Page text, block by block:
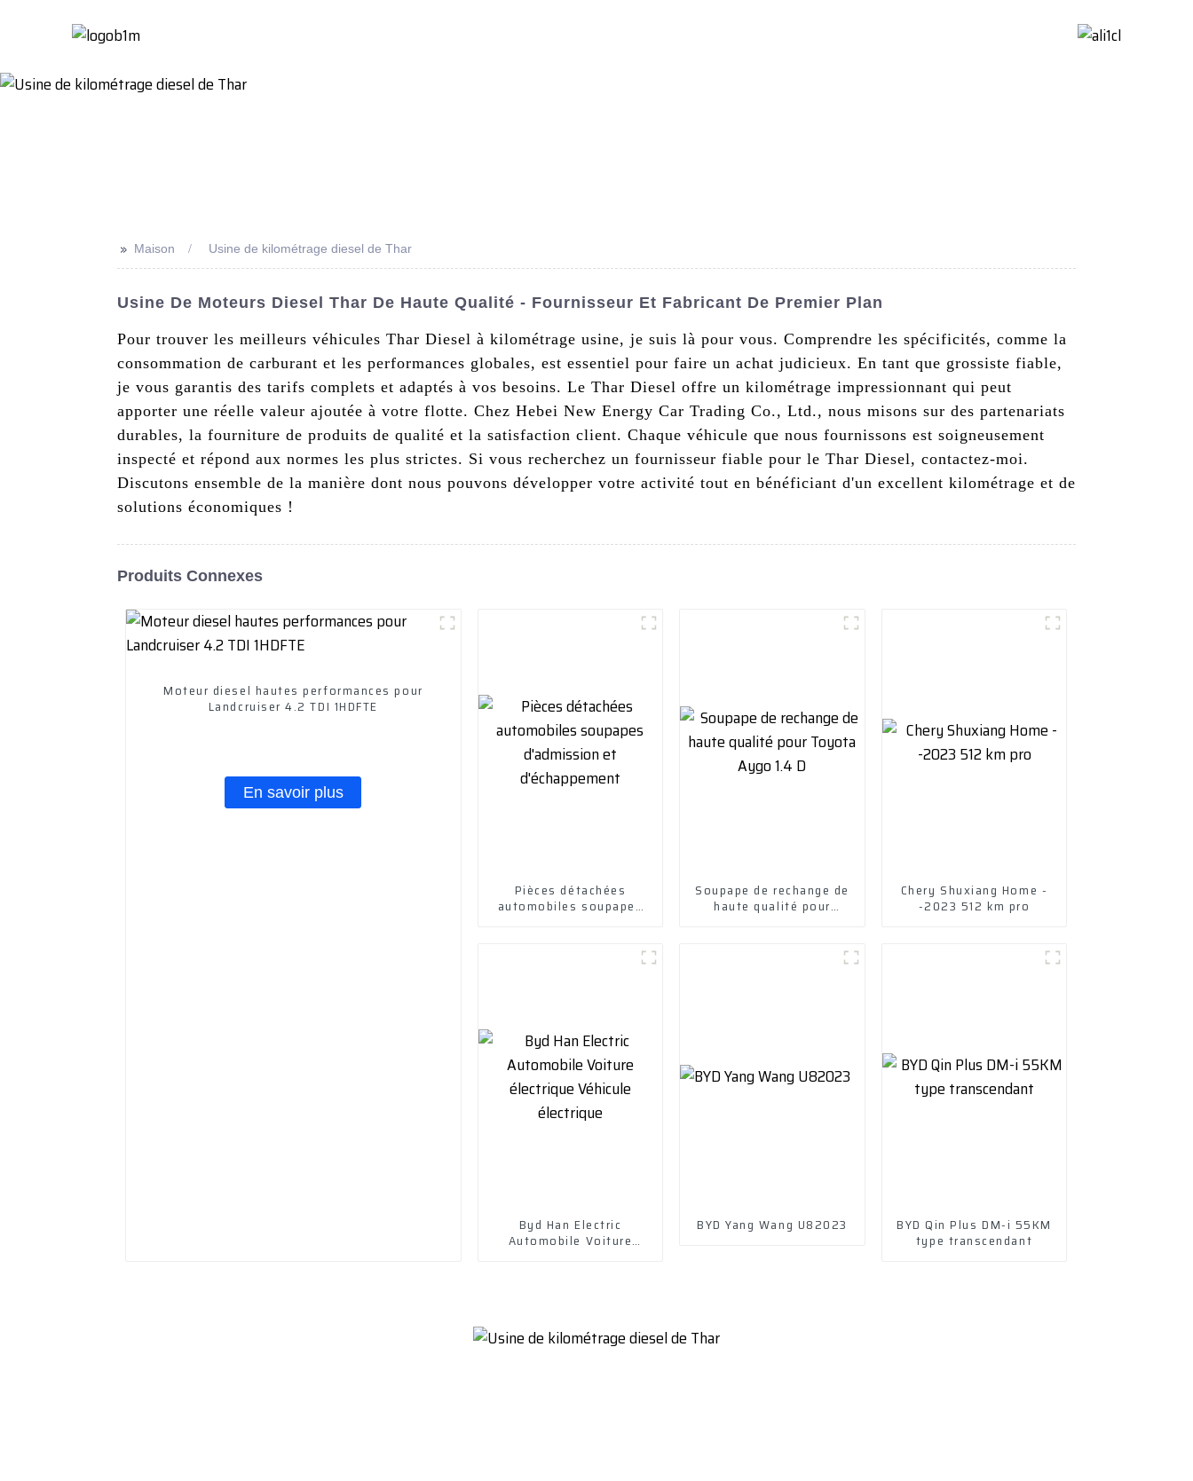
>> Maison Usine de kilométrage diesel de Thar
Usine De Moteurs Diesel Thar De Haute Qualité - Fournisseur Et Fabricant De Premier Plan
Pour trouver les meilleurs véhicules Thar Diesel à kilométrage usine, je suis là pour vous. Comprendre les spécificités, comme la
consommation de carburant et les performances globales, est essentiel pour faire un achat judicieux. En tant que grossiste fiable,
je vous garantis des tarifs complets et adaptés à vos besoins. Le Thar Diesel offre un kilométrage impressionnant qui peut
apporter une réelle valeur ajoutée à votre flotte. Chez Hebei New Energy Car Trading Co., Ltd., nous misons sur des partenariats
durables, la fourniture de produits de qualité et la satisfaction client. Chaque véhicule que nous fournissons est soigneusement
inspecté et répond aux normes les plus strictes. Si vous recherchez un fournisseur fiable pour le Thar Diesel, contactez-moi.
Discutons ensemble de la manière dont nous pouvons développer votre activité tout en bénéficiant d'un excellent kilométrage et de
solutions économiques !
Produits Connexes
Moteur diesel hautes performances pour
Landcruiser 4.2 TDI 1HDFTE
En savoir plus
Pièces détachées
automobiles soupapes
Soupape de rechange de
haute qualité pour
Chery Shuxiang Home -
-2023 512 km pro
Byd Han Electric
Automobile Voiture
BYD Yang Wang U82023
BYD Qin Plus DM-i 55KM
type transcendant